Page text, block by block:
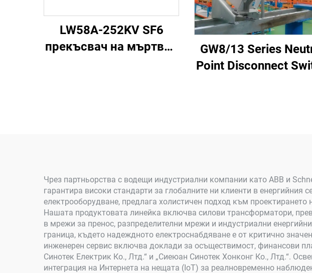
LW58A-252KV SF6
прекъсвач на мъртвия
GW8/13 Series
Point Disconnect
Чрез партньорства с водещи индустриални компании като ABB и
гарантира високи стандарти за глобалните ни клиенти в
електрооборудване, предлага холистичен подход към
Нашата продуктовата линейка включва силови трансформатори,
в мрежи за пренос, разпределителни мрежи и индустриални
граница, където надеждното електроснабдяване е от критично
инженерен сервис включва доклади за осъществимост, финансови
Синотек Електрик Ко., Лтд.“ и „Сиеюан Синотек Хонконг Ко., Лтд.“.
интеграция на Интернета на нещата (IoT) за реалновременно